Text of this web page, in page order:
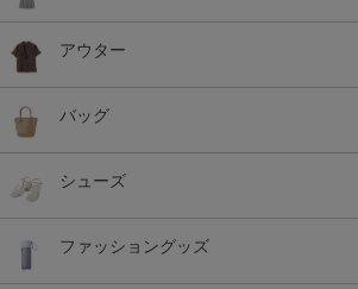
アウター
バッグ
シューズ
ファッショングッズ